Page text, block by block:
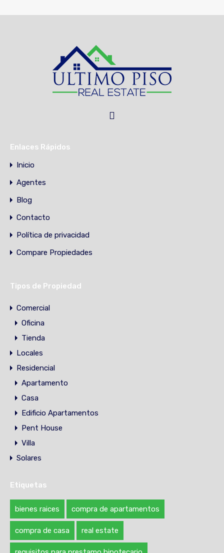
Enlaces Rápidos
Inicio
Agentes
Blog
Contacto
Política de privacidad
Compare Propiedades
Tipos de Propiedad
Comercial
Oficina
Tienda
Locales
Residencial
Apartamento
Casa
Edificio Apartamentos
Pent House
Villa
Solares
Etiquetas
bienes raices compra de apartamentos
compra de casa real estate